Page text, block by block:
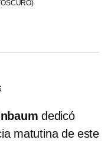
dedicó
matutina de este